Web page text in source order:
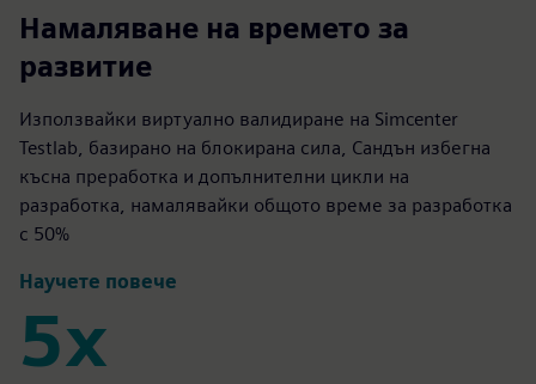
50%
Намаляване на времето за
развитие
Използвайки виртуално валидиране на Simcenter
Testlab, базирано на блокирана сила, Сандън избегна
късна преработка и допълнителни цикли на
разработка, намалявайки общото време за разработка
с 50%
Научете повече
5х